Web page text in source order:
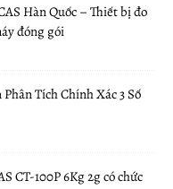
Hàn Quốc – Thiết bị đo
đóng gói
Tích Chính Xác 3 Số
CT-100P 6Kg 2g có chức